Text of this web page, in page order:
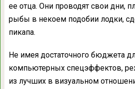
ее отца. Они проводят свои дни,
рыбы в некоем подобии лодки,
пикапа.
Не имея достаточного бюджета
компьютерных спецэффектов,
из лучших в визуальном